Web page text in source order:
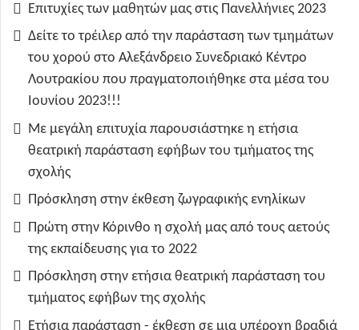
Επιτυχίες των μαθητών μας στις Πανελλήνιες 2023
Δείτε το τρέιλερ από την παράσταση των τμημάτων
του χορού στο Αλεξάνδρειο Συνεδριακό Κέντρο
Λουτρακίου που πραγματοποιήθηκε στα μέσα του
Ιουνίου 2023!!!
Με μεγάλη επιτυχία παρουσιάστηκε η ετήσια
θεατρική παράσταση εφήβων του τμήματος της
σχολής
Πρόσκληση στην έκθεση ζωγραφικής ενηλίκων
Πρώτη στην Κόρινθο η σχολή μας από τους αετούς
της εκπαίδευσης για το 2022
Πρόσκληση στην ετήσια θεατρική παράσταση του
τμήματος εφήβων της σχολής
Ετήσια παράσταση - έκθεση σε μια υπέροχη βραδιά